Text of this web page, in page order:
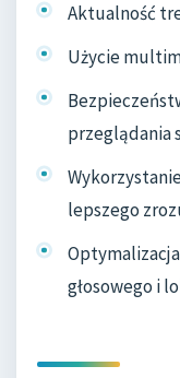
Aktualność
Użycie
przeglądania
lepszego
głosowego i